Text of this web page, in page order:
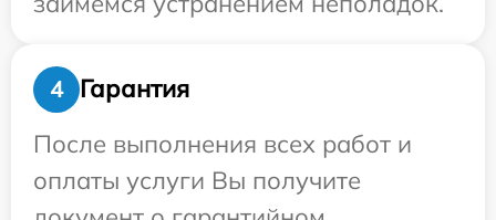
4
Гарантия
После выполнения всех работ и
оплаты услуги Вы получите